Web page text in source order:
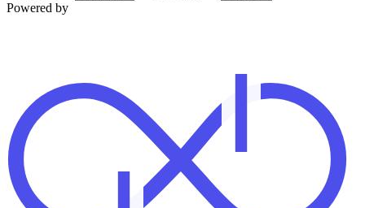
Powered by